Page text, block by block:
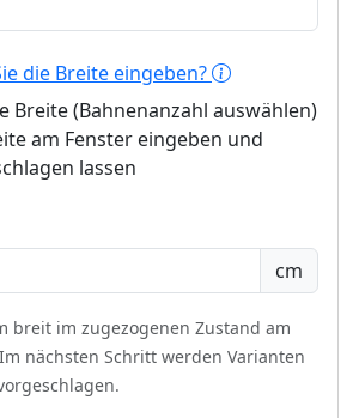
die Breite eingeben?
Breite (Bahnenanzahl auswählen)
am Fenster eingeben und
lassen
cm
breit im zugezogenen Zustand am
Im nächsten Schritt werden Varianten